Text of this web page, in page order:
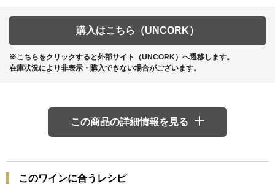
購入はこちら（UNCORK）
※こちらをクリックすると外部サイト（UNCORK）へ遷移します。
在庫状況により非表示・購入できない場合がございます。
この商品の詳細情報を見る
このワインに合うレシピ